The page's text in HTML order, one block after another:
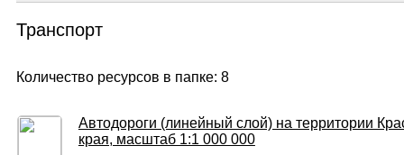
Транспорт
Количество ресурсов в папке: 8
Автодороги (линейный слой) на территории
края, масштаб 1:1 000 000